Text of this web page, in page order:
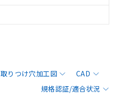
取りつけ穴加工図
CAD
規格認証/適合状況